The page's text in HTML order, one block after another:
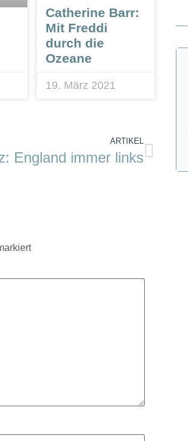
Catherine Barr:
Mit Freddi
durch die
Ozeane
19. März 2021
ARTIKEL
England immer links